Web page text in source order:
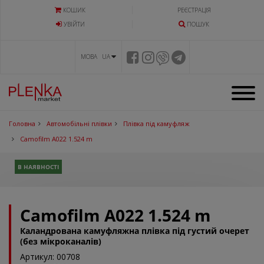
КОШИК
РЕЄСТРАЦІЯ
УВIЙТИ
ПОШУК
МОВА UA
Головна Автомобільні плівки
Плівка під камуфляж
Camofilm А022 1.524 m
В НАЯВНОСТІ
Camofilm А022 1.524 m
Каландрована камуфляжна плівка під густий очерет
(без мікроканалів)
Артикул: 00708